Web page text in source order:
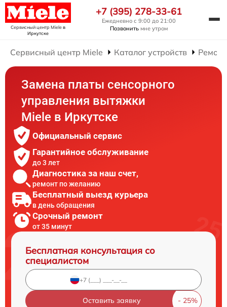
Сервисный центр Mieleв
Иркутске
+7 (395) 278-33-61
Ежедневно с 9:00 до 21:00
Позвонить мне утром
Сервисный центр Miele Каталог устройств
Замена платы сенсорного
управления вытяжки
Miele в Иркутске
Официальный сервис
Гарантийное обслуживание
до 3 лет
Диагностика за наш счет,
ремонт по желанию
Бесплатный выезд курьера
в день обращения
Срочный ремонт
от 35 минут
Бесплатная консультация со
специалистом
Оставить заявку